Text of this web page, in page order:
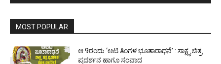
MOST POPULAR
ಆ.9ರಂದು ‘ಆಟಿ ತಿಂಗಳ ಭೂತಾರಾಧನೆ’ : ಸಾಕ್ಷ್ಯ ಚಿತ್ರ
ಪ್ರದರ್ಶನ ಹಾಗೂ ಸಂವಾದ